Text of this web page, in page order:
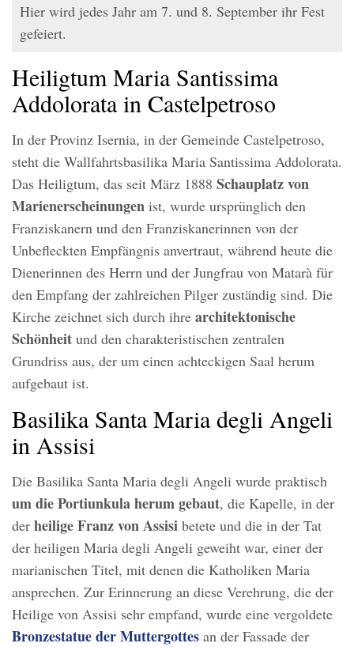
Hier wird jedes Jahr am 7. und 8. September ihr Fest
gefeiert.
Heiligtum Maria Santissima
Addolorata in Castelpetroso
In der Provinz Isernia, in der Gemeinde Castelpetroso,
steht die Wallfahrtsbasilika Maria Santissima Addolorata.
Das Heiligtum, das seit März 1888 Schauplatz von
Marienerscheinungen ist, wurde ursprünglich den
Franziskanern und den Franziskanerinnen von der
Unbefleckten Empfängnis anvertraut, während heute die
Dienerinnen des Herrn und der Jungfrau von Matarà für
den Empfang der zahlreichen Pilger zuständig sind. Die
Kirche zeichnet sich durch ihre architektonische
Schönheit und den charakteristischen zentralen
Grundriss aus, der um einen achteckigen Saal herum
aufgebaut ist.
Basilika Santa Maria degli Angeli
in Assisi
Die Basilika Santa Maria degli Angeli wurde praktisch
um die Portiunkula herum gebaut, die Kapelle, in der
der heiligeFranz von Assisi betete und die in der Tat
der heiligen Maria degli Angeli geweiht war, einer der
marianischen Titel, mit denen die Katholiken Maria
ansprechen. Zur Erinnerung an diese Verehrung, die der
Heilige von Assisi sehr empfand, wurde eine vergoldete
Bronzestatue der Muttergottes an der Fassade der